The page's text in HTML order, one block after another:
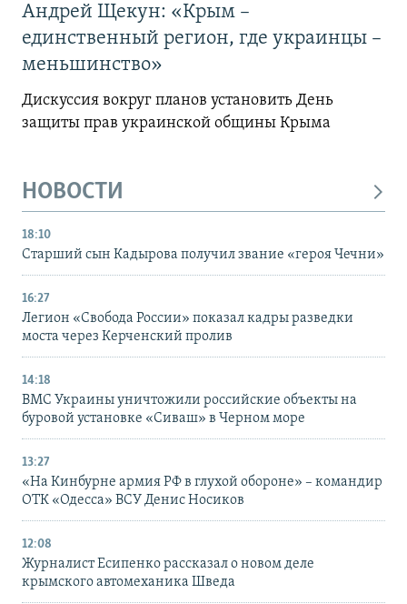
Андрей Щекун: «Крым –
единственный регион, где украинцы –
меньшинство»
Дискуссия вокруг планов установить День
защиты прав украинской общины Крыма
НОВОСТИ
18:10
Старший сын Кадырова получил звание «героя Чечни»
16:27
Легион «Свобода России» показал кадры разведки
моста через Керченский пролив
14:18
ВМС Украины уничтожили российские объекты на
буровой установке «Сиваш» в Черном море
13:27
«На Кинбурне армия РФ в глухой обороне» – командир
ОТК «Одесса» ВСУ Денис Носиков
12:08
Журналист Есипенко рассказал о новом деле
крымского автомеханика Шведа